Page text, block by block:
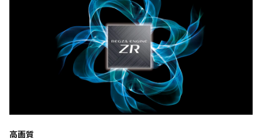
高画質